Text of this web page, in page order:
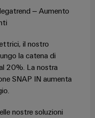
– Aumento
il nostro
la catena di
20%. La nostra
SNAP IN aumenta
nostre soluzioni